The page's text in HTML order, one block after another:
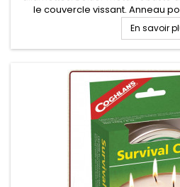
le couvercle vissant. Anneau
En savoir